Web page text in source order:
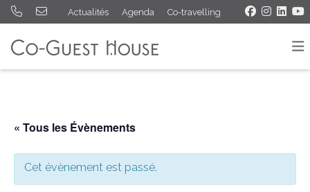
Actualités Agenda Co-travelling
« Tous les Évènements
Cet évènement est passé.